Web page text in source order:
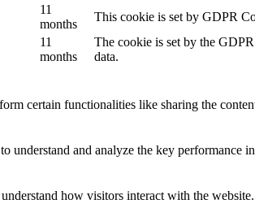
11
months
This cookie is set by GDPR
11
months
The cookie is set by the
data.
certain functionalities like sharing the
understand and analyze the key
how visitors interact with the